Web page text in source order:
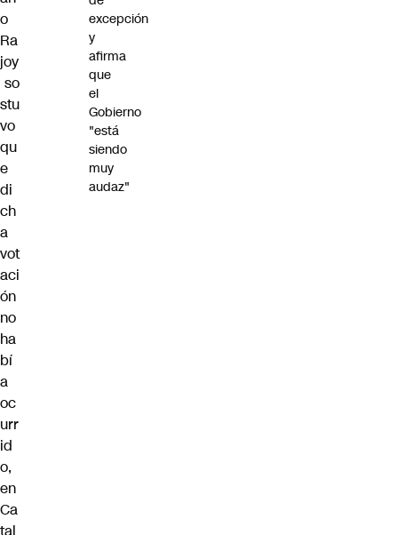
o
Ra
joy
so
stu
vo
qu
e
di
ch
a
vot
aci
ón
no
ha
bí
a
oc
urr
id
o,
en
Ca
tal
excepción
y
afirma
que
el
Gobierno
"está
siendo
muy
audaz"